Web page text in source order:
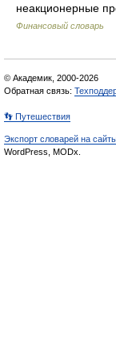
неакционерные
Финансовый словарь
© Академик, 2000-2026
Обратная связь:
👣 Путешествия
Экспорт словарей на
WordPress, MODx.